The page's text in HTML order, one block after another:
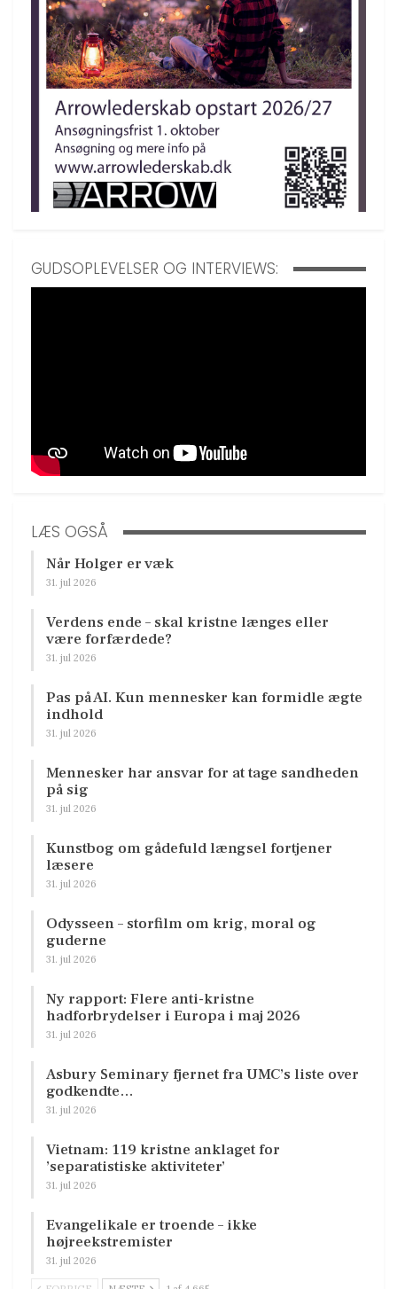
GUDSOPLEVELSER OG INTERVIEWS:
LÆS OGSÅ
Når Holger er væk
31. jul 2026
Verdens ende – skal kristne længes eller
være forfærdede?
31. jul 2026
Pas på AI. Kun mennesker kan formidle ægte
indhold
31. jul 2026
Mennesker har ansvar for at tage sandheden
på sig
31. jul 2026
Kunstbog om gådefuld længsel fortjener
læsere
31. jul 2026
Odysseen – storfilm om krig, moral og
guderne
31. jul 2026
Ny rapport: Flere anti-kristne
hadforbrydelser i Europa i maj 2026
31. jul 2026
Asbury Seminary fjernet fra UMC’s liste over
godkendte…
31. jul 2026
Vietnam: 119 kristne anklaget for
’separatistiske aktiviteter’
31. jul 2026
Evangelikale er troende – ikke
højreekstremister
31. jul 2026